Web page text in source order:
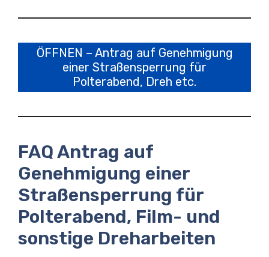
ÖFFNEN – Antrag auf Genehmigung
einer Straßensperrung für
Polterabend, Dreh etc.
FAQ Antrag auf
Genehmigung einer
Straßensperrung für
Polterabend, Film- und
sonstige Dreharbeiten